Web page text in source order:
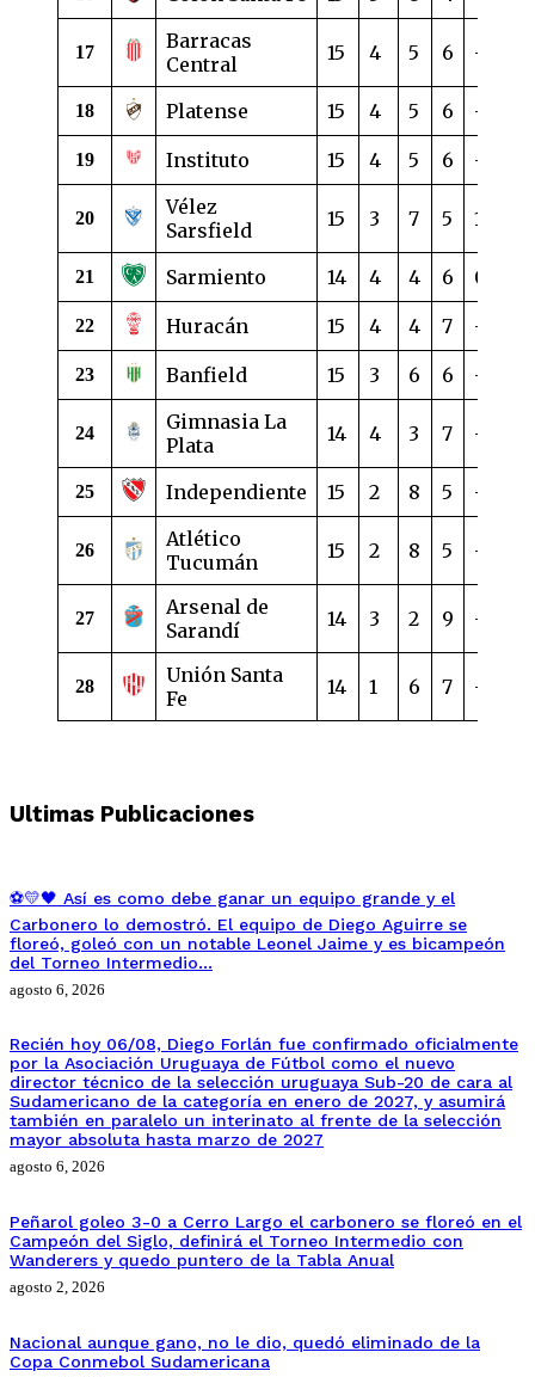
17
Barracas
Central
15 4 5 6 -5
18 Platense 15 4 5 6 -6
19 Instituto 15 4 5 6 -6
20
Vélez
Sarsfield
15 3 7 5 1
21 Sarmiento 14 4 4 6 0
22 Huracán 15 4 4 7 -5
23 Banfield 15 3 6 6 -8
24
Gimnasia La
Plata
14 4 3 7 -9
25 Independiente 15 2 8 5 -4
26
Atlético
Tucumán
15 2 8 5 -6
27
Arsenal de
Sarandí
14 3 2 9 -9
28
Unión Santa
Fe
14 1 6 7 -12
Ultimas Publicaciones
⚽💛🖤 Así es como debe ganar un equipo grande y el
Carbonero lo demostró. El equipo de Diego Aguirre se
floreó, goleó con un notable Leonel Jaime y es bicampeón
del Torneo Intermedio…
agosto 6, 2026
Recién hoy 06/08, Diego Forlán fue confirmado oficialmente
por la Asociación Uruguaya de Fútbol como el nuevo
director técnico de la selección uruguaya Sub-20 de cara al
Sudamericano de la categoría en enero de 2027, y asumirá
también en paralelo un interinato al frente de la selección
mayor absoluta hasta marzo de 2027
agosto 6, 2026
Peñarol goleo 3-0 a Cerro Largo el carbonero se floreó en el
Campeón del Siglo, definirá el Torneo Intermedio con
Wanderers y quedo puntero de la Tabla Anual
agosto 2, 2026
Nacional aunque gano, no le dio, quedó eliminado de la
Copa Conmebol Sudamericana